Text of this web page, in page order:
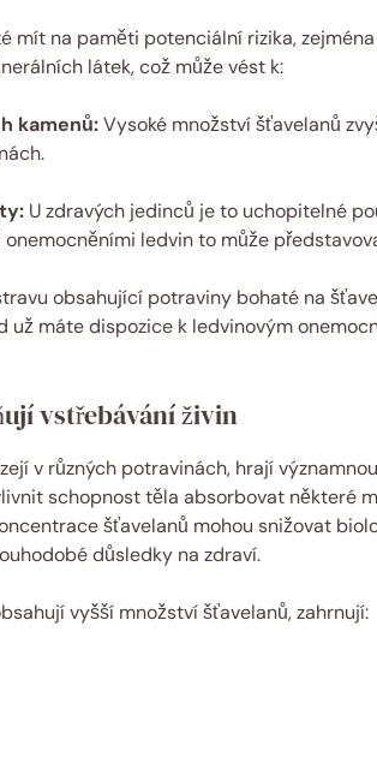
mít na paměti potenciální rizika,
látek, což může vést k:
kamenů:Vysoké množství šťavelanů
U zdravých jedinců je to uchopitelné
ledvin to může
obsahující potraviny bohaté na
už máte dispozice k ledvinovým
vstřebávání živin
v různých potravinách, hrají
schopnost těla absorbovat některé
šťavelanů mohou snižovat
důsledky na zdraví.
vyšší množství šťavelanů, zahrnují: